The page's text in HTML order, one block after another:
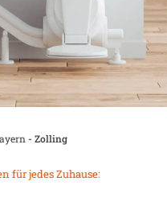
- Zolling
für jedes Zuhause: